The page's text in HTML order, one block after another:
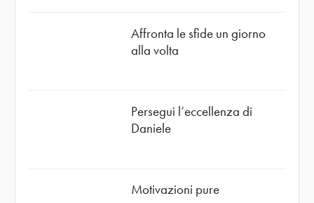
Affronta le sfide un giorno
alla volta
Persegui l’eccellenza di
Daniele
Motivazioni pure